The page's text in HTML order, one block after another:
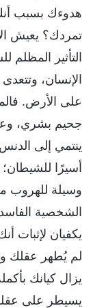
هدوءك بسبب
تمردك؟ يعيش
التأثير
الإنسان،
على الأرض.
جحيم بشري،
ينتمي إلى
أسيرًا
وسيلة للهروب
الشخصية
يكفيان لإثبات
لم يُطهر عقلك
يزال كيانك
يسيطر على